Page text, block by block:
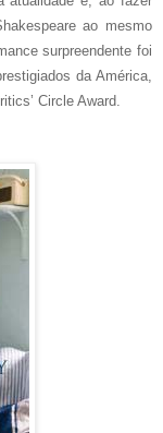
ao mesmo
surpreendente foi
da América,
Circle Award.